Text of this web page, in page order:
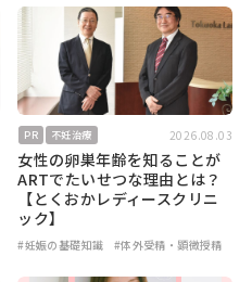
PR 不妊治療 2026.08.03
女性の卵巣年齢を知ることが
ARTでたいせつな理由とは？
【とくおかレディースクリニ
ック】
#妊娠の基礎知識 #体外受精・顕微授精